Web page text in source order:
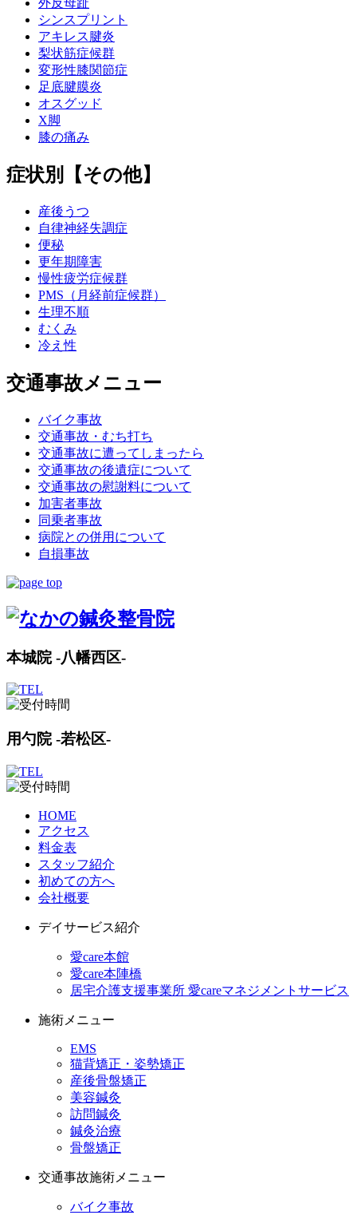
外反母趾
シンスプリント
アキレス腱炎
梨状筋症候群
変形性膝関節症
足底腱膜炎
オスグッド
X脚
膝の痛み
症状別【その他】
産後うつ
自律神経失調症
便秘
更年期障害
慢性疲労症候群
PMS（月経前症候群）
生理不順
むくみ
冷え性
交通事故メニュー
バイク事故
交通事故・むち打ち
交通事故に遭ってしまったら
交通事故の後遺症について
交通事故の慰謝料について
加害者事故
同乗者事故
病院との併用について
自損事故
本城院 -八幡西区-
用勺院 -若松区-
HOME
アクセス
料金表
スタッフ紹介
初めての方へ
会社概要
デイサービス紹介
愛care本館
愛care本陣橋
居宅介護支援事業所 愛careマネジメントサービス
施術メニュー
EMS
猫背矯正・姿勢矯正
産後骨盤矯正
美容鍼灸
訪問鍼灸
鍼灸治療
骨盤矯正
交通事故施術メニュー
バイク事故